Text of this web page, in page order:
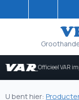
Officieel VAR
U bent hier: